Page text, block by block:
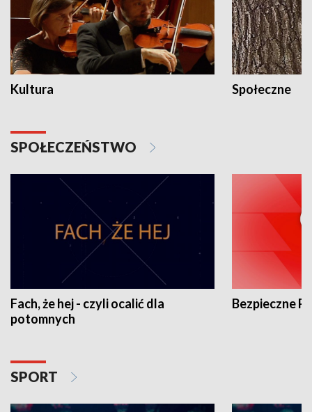
Kultura Społeczne
SPOŁECZEŃSTWO
Fach, że hej - czyli ocalić dla
potomnych
Bezpieczne
SPORT